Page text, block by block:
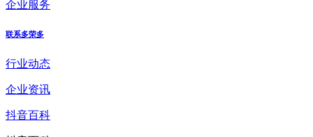
企业服务
联系多荣多
行业动态
企业资讯
抖音百科